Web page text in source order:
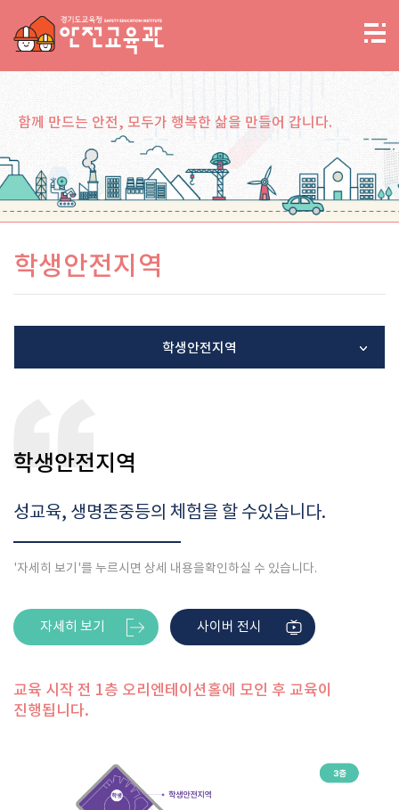
함께 만드는 안전, 모두가 행복한 삶을 만들어 갑니다.
학생안전지역
학생안전지역
학생안전지역
성교육, 생명존중등의 체험을 할 수있습니다.
'자세히 보기'를 누르시면 상세 내용을확인하실 수 있습니다.
자세히 보기 사이버 전시
교육 시작 전 1층 오리엔테이션홀에 모인 후 교육이
진행됩니다.